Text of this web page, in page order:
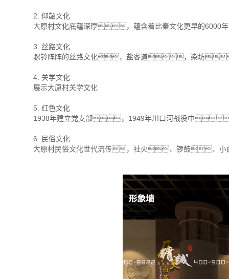
2. 仰韶文化
大原村文化底蕴深厚，蕴含着比秦文化更早的6000
3. 丝路文化
骡铃阵阵的丝路文化，盐客道，染坊
4. 关学文化
展示大原村关学文化
5. 红色文化
1938年建立党支部，1949年川口河战役中
6. 民俗文化
大原村民俗文化世代流传，社火、锣鼓、小